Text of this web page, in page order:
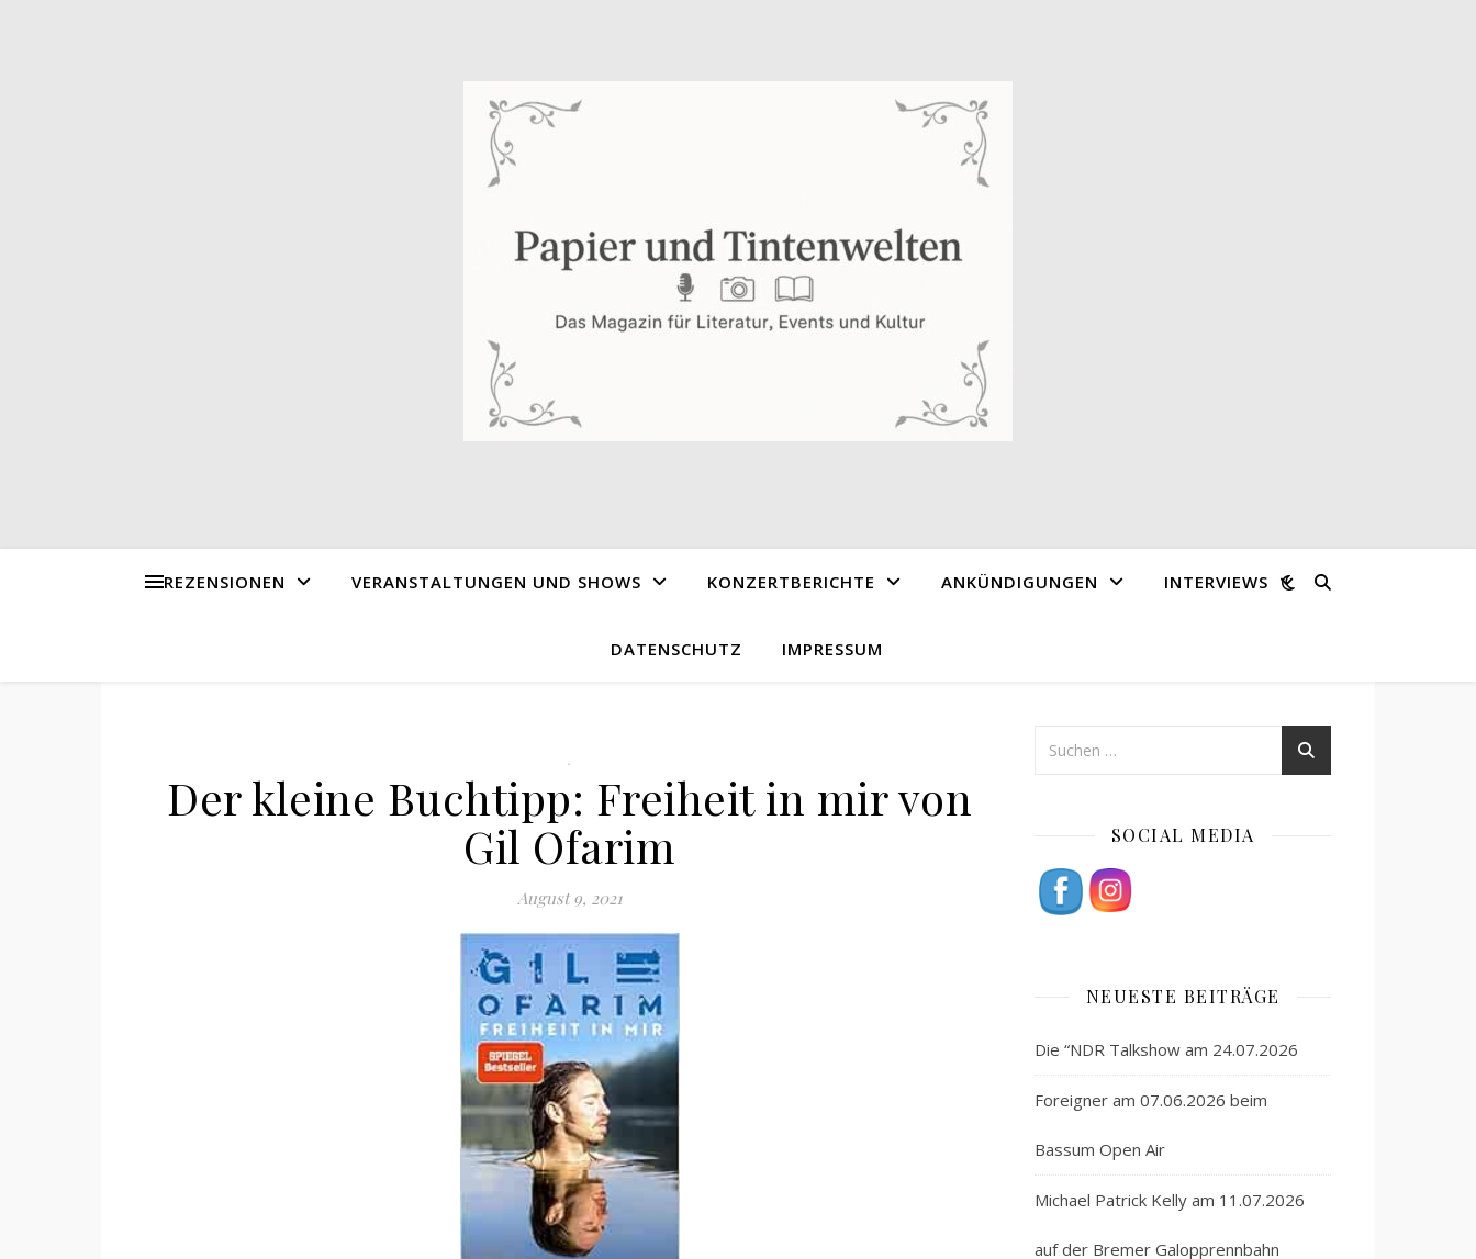
REZENSIONEN VERANSTALTUNGEN UND SHOWS KONZERTBERICHTE ANKÜNDIGUNGEN INTERVIEWS
DATENSCHUTZ IMPRESSUM
.
Der kleine Buchtipp: Freiheit in mir von
Gil Ofarim
August 9, 2021
SOCIAL MEDIA
NEUESTE BEITRÄGE
Die “NDR Talkshow am 24.07.2026
Foreigner am 07.06.2026 beim
Bassum Open Air
Michael Patrick Kelly am 11.07.2026
auf der Bremer Galopprennbahn